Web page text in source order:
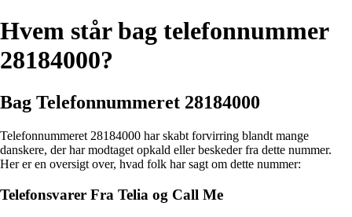
Hvem står bag telefonnummer
28184000?
Bag Telefonnummeret 28184000
Telefonnummeret 28184000 har skabt forvirring blandt mange
danskere, der har modtaget opkald eller beskeder fra dette nummer.
Her er en oversigt over, hvad folk har sagt om dette nummer:
Telefonsvarer Fra Telia og Call Me